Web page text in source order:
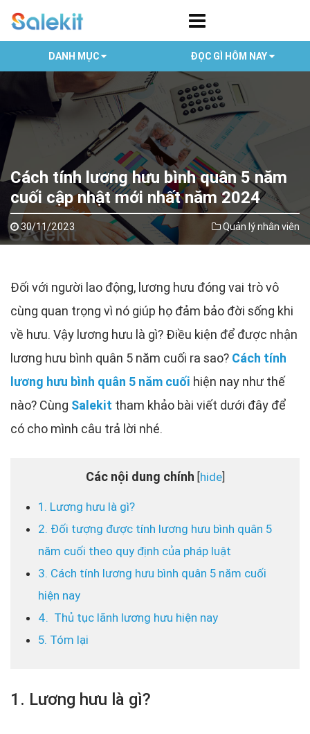
DANH MỤC ĐỌC GÌ HÔM NAY
Cách tính lương hưu bình quân 5 năm
cuối cập nhật mới nhất năm 2024
30/11/2023 Quản lý nhân viên
Đối với người lao động, lương hưu đóng vai trò vô
cùng quan trọng vì nó giúp họ đảm bảo đời sống khi
về hưu. Vậy lương hưu là gì? Điều kiện để được nhận
lương hưu bình quân 5 năm cuối ra sao? Cách tính
lương hưu bình quân 5 năm cuối hiện nay như thế
nào? Cùng Salekit tham khảo bài viết dưới đây để
có cho mình câu trả lời nhé.
Các nội dung chính [hide]
1. Lương hưu là gì?
2. Đối tượng được tính lương hưu bình quân 5
năm cuối theo quy định của pháp luật
3. Cách tính lương hưu bình quân 5 năm cuối
hiện nay
4. Thủ tục lãnh lương hưu hiện nay
5. Tóm lại
1. Lương hưu là gì?